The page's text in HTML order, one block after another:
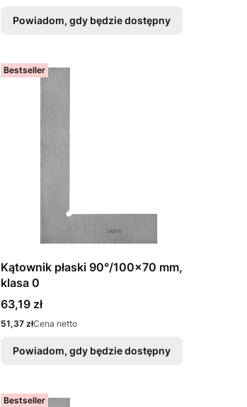
Powiadom, gdy będzie dostępny
Bestseller
Kątownik płaski 90°/100x70 mm,
klasa 0
Cena
63,19 zł
Cena
51,37 złCena netto
Powiadom, gdy będzie dostępny
Bestseller